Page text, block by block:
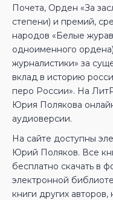
Почета, Орден «За
степени) и премий,
народов «Белые
одноименного
журналистики» за
вклад в историю
перо России». На
Юрия Полякова
аудиоверсии.
На сайте доступны
Юрий Поляков. Все
бесплатно скачать в
электронной
книги других